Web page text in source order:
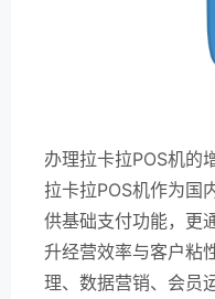
办理拉卡拉POS机的
拉卡拉POS机作为国
供基础支付功能，更
升经营效率与客户粘
理、数据营销、会员